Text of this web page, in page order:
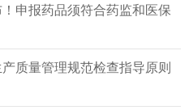
企业一方进行留样及持续稳
当依法依规建立药品出厂放
放行的标准、条件。符合标
品，经质量受权人签字后方
全性、有效性和质量可控性
工作，可自行开展或者委
机构等具有资质的第三方机
该药品的受托生产企业开
申报药品须符合药监和医保
质量管理规范检查指导原则